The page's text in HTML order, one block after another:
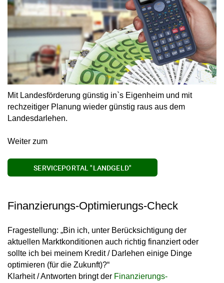
Mit Landesförderung günstig in`s Eigenheim und mit
rechzeitiger Planung wieder günstig raus aus dem
Landesdarlehen.
Weiter zum
SERVICEPORTAL "LANDGELD"
Finanzierungs-Optimierungs-Check
Fragestellung: „Bin ich, unter Berücksichtigung der
aktuellen Marktkonditionen auch richtig finanziert oder
sollte ich bei meinem Kredit / Darlehen einige Dinge
optimieren (für die Zukunft)?“
Klarheit / Antworten bringt der Finanzierungs-